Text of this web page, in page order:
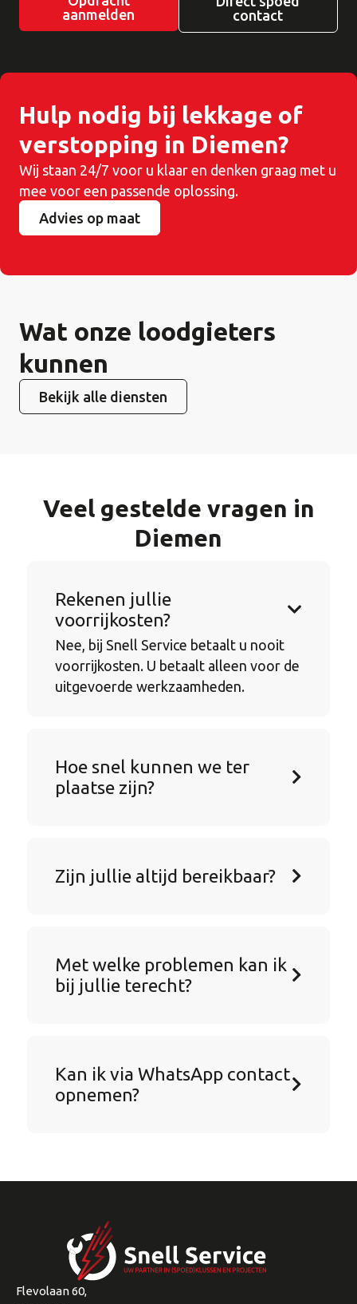
aanmelden
contact
Hulp nodig bij lekkage of
verstopping in Diemen?
Wij staan 24/7 voor u klaar en denken graag met u
mee voor een passende oplossing.
Advies op maat
Wat onze loodgieters
kunnen
Bekijk alle diensten
Veel gestelde vragen in
Diemen
Rekenen jullie
voorrijkosten?
Nee, bij Snell Service betaalt u nooit
voorrijkosten. U betaalt alleen voor de
uitgevoerde werkzaamheden.
Hoe snel kunnen we ter
plaatse zijn?
Zijn jullie altijd bereikbaar?
Met welke problemen kan ik
bij jullie terecht?
Kan ik via WhatsApp contact
opnemen?
Flevolaan 60,